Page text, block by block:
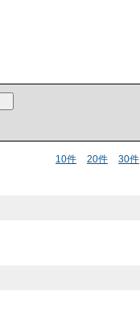
10件 20件 30件